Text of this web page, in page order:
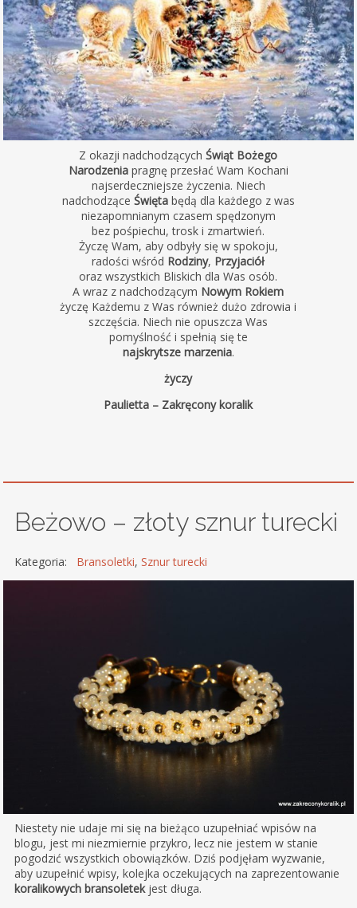
Z okazji nadchodzącychŚwiąt Bożego
Narodzeniapragnę przesłać Wam Kochani
najserdeczniejsze życzenia. Niech
nadchodzące Świętabędą dla każdego z was
niezapomnianym czasem spędzonym
bez pośpiechu, trosk i zmartwień.
Życzę Wam, aby odbyły się w spokoju,
radości wśród Rodziny, Przyjaciół
oraz wszystkich Bliskich dla Was osób.
A wraz z nadchodzącym Nowym Rokiem
życzę Każdemu z Was również dużo zdrowia i
szczęścia. Niech nie opuszcza Was
pomyślność i spełnią się te
najskrytsze marzenia.
życzy
Paulietta – Zakręcony koralik
Beżowo – złoty sznur turecki
Kategoria: Bransoletki, Sznur turecki
Niestety nie udaje mi się na bieżąco uzupełniać wpisów na
blogu, jest mi niezmiernie przykro, lecz nie jestem w stanie
pogodzić wszystkich obowiązków. Dziś podjęłam wyzwanie,
aby uzupełnić wpisy, kolejka oczekujących na zaprezentowanie
koralikowych bransoletekjest długa.